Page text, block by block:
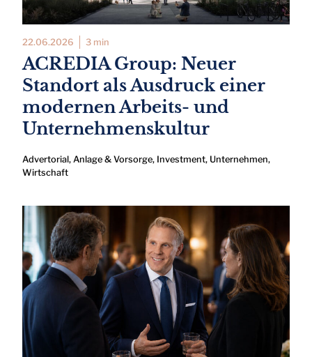
22.06.2026 3 min
ACREDIA Group: Neuer
Standort als Ausdruck einer
modernen Arbeits- und
Unternehmenskultur
Advertorial, Anlage & Vorsorge, Investment, Unternehmen,
Wirtschaft